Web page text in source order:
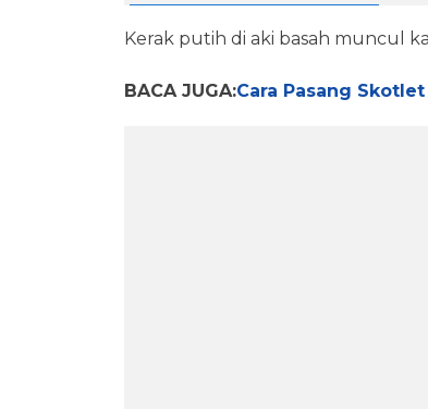
Kerak putih di aki basah muncul
BACA JUGA:Cara Pasang